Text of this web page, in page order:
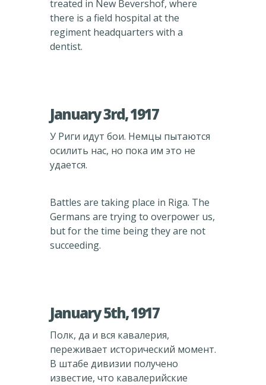
treated in New Bevershof, where
there is a field hospital at the
regiment headquarters with a
dentist.
January 3rd, 1917
У Риги идут бои. Немцы пытаются
осилить нас, но пока им это не
удается.
Battles are taking place in Riga. The
Germans are trying to overpower us,
but for the time being they are not
succeeding.
January 5th, 1917
Полк, да и вся кавалерия,
переживает исторический момент.
В штабе дивизии получено
известие, что кавалерийские